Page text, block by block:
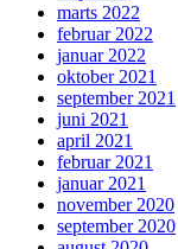
marts 2022
februar 2022
januar 2022
oktober 2021
september 2021
juni 2021
april 2021
februar 2021
januar 2021
november 2020
september 2020